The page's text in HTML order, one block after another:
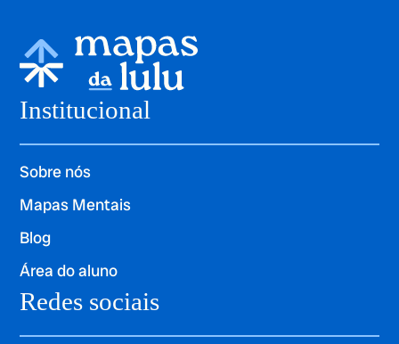
Institucional
Sobre nós
Mapas Mentais
Blog
Área do aluno
Redes sociais